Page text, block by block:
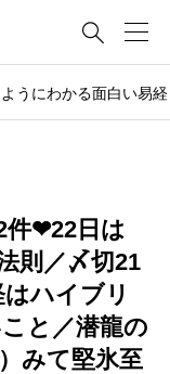

うにわかる面白い易経
件❤22日は
則／〆切21
ハイブリ
と／潜龍の
みて堅氷至